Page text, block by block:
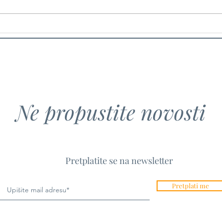
film The Milk of Life
Ne propustite novosti
Pretplatite se na newsletter
Pretplati me